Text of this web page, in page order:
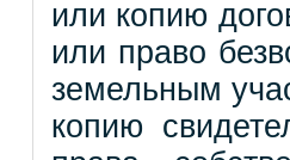
или копию
или право
земельным
копию